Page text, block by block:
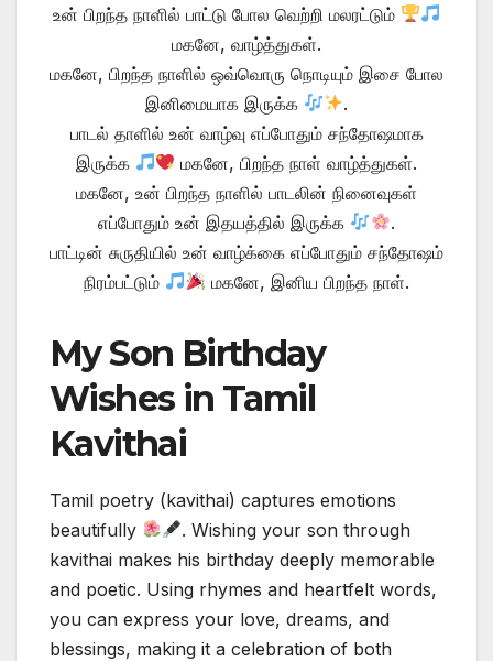
உன் பிறந்த நாளில் பாட்டு போல வெற்றி மலரட்டும்
மகனே, வாழ்த்துகள்.
மகனே, பிறந்த நாளில் ஒவ்வொரு நொடியும் இசை போல
இனிமையாக இருக்க
.
பாடல் தாளில் உன் வாழ்வு எப்போதும் சந்தோஷமாக
இருக்க
மகனே, பிறந்த நாள் வாழ்த்துகள்.
மகனே, உன் பிறந்த நாளில் பாடலின் நினைவுகள்
எப்போதும் உன் இதயத்தில் இருக்க
.
பாட்டின் சுருதியில் உன் வாழ்க்கை எப்போதும் சந்தோஷம்
நிரம்பட்டும்
மகனே, இனிய பிறந்த நாள்.
My Son Birthday
Wishes in Tamil
Kavithai
Tamil poetry (kavithai) captures emotions
beautifully
. Wishing your son through
kavithai makes his birthday deeply memorable
and poetic. Using rhymes and heartfelt words,
you can express your love, dreams, and
blessings, making it a celebration of both